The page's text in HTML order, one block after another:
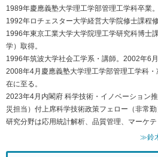
1989年慶應義塾大学理工学部管理工学科卒業。
1992年ロチェスター大学経営大学院修士課程修
1996年東京工業大学大学院理工学研究科博士
学）取得。
1996年筑波大学社会工学系・講師。2002年6月
2008年4月慶應義塾大学理工学部管理工学科
在に至る。
2023年4月内閣府 科学技術・イノベーション
災担当）付上席科学技術政策フェロー（非常勤
研究分野は応用統計解析、品質管理、マーケテ
≫鈴